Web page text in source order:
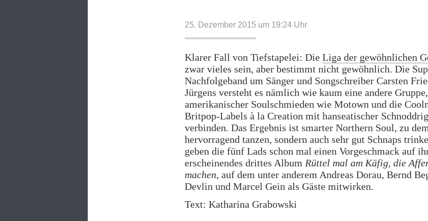
25. Dezember 2015 um 19:24 Uhr
Klarer Fall von Tiefstapelei: Die Liga der gewöhnlichen
zwar vieles sein, aber bestimmt nicht gewöhnlich. Die
Nachfolgeband um Sänger und Songschreiber Carsten
Jürgens versteht es nämlich wie kaum eine andere
amerikanischer Soulschmieden wie Motown und die
Britpop-Labels à la Creation mit hanseatischer
verbinden. Das Ergebnis ist smarter Northern Soul, zu
hervorragend tanzen, sondern auch sehr gut Schnaps
geben die fünf Lads schon mal einen Vorgeschmack auf
erscheinendes drittes Album Rüttel mal am Käfig, die
machen, auf dem unter anderem Andreas Dorau, Bernd
Devlin und Marcel Gein als Gäste mitwirken.
Text: Katharina Grabowski